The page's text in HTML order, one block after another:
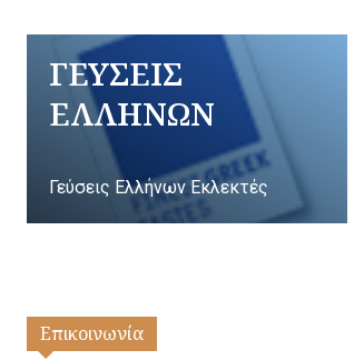
ΓΕΥΣΕΙΣ
ΕΛΛΗΝΩΝ
Γεύσεις Ελλήνων Εκλεκτές
Επικοινωνία